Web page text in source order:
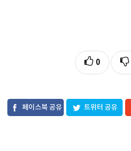
0
페이스북 공유 트위터 공유